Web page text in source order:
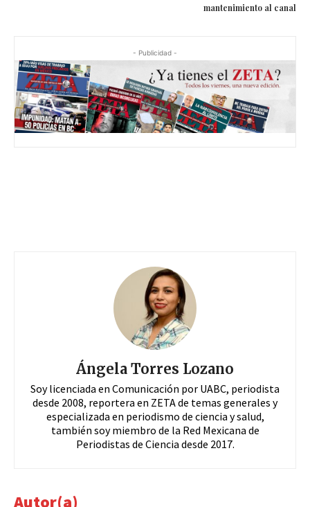
mantenimiento al canal
- Publicidad -
Ángela Torres Lozano
Soy licenciada en Comunicación por UABC, periodista
desde 2008, reportera en ZETA de temas generales y
especializada en periodismo de ciencia y salud,
también soy miembro de la Red Mexicana de
Periodistas de Ciencia desde 2017.
Autor(a)